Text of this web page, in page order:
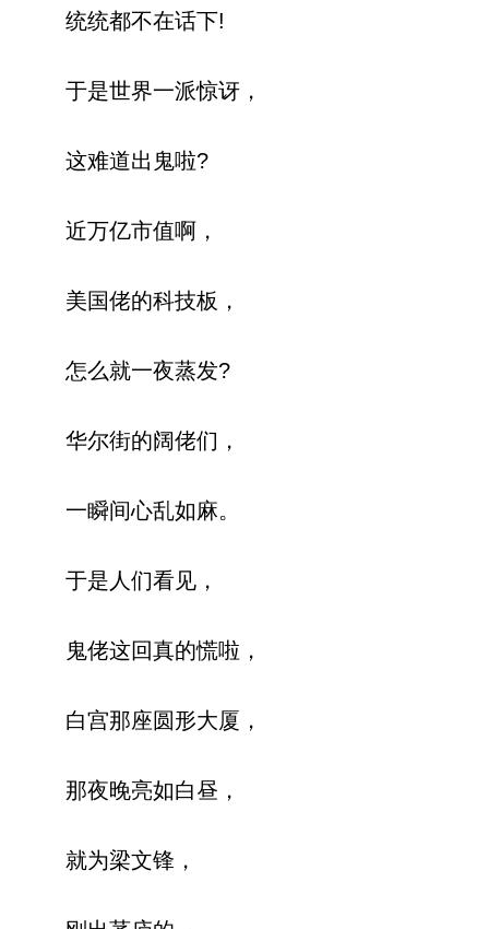
统统都不在话下!
于是世界一派惊讶，
这难道出鬼啦?
近万亿市值啊，
美国佬的科技板，
怎么就一夜蒸发?
华尔街的阔佬们，
一瞬间心乱如麻。
于是人们看见，
鬼佬这回真的慌啦，
白宫那座圆形大厦，
那夜晚亮如白昼，
就为梁文锋，